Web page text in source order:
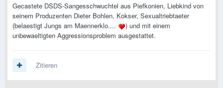
Gecastete DSDS-Sangesschwuchtel aus Piefkonien, Liebkind von
seinem Produzenten Dieter Bohlen, Kokser, Sexualtriebtaeter
(belaestigt Jungs am Maennerklo....
) und mit einem
unbewaeltigten Aggressionsproblem ausgestattet.
Zitieren